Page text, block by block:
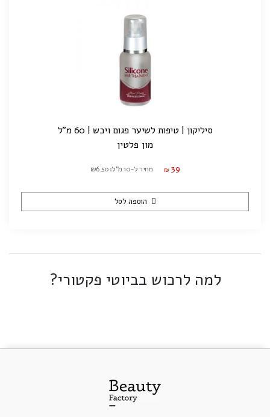
סיליקון | טיפות לשיער פגום ויבש | 60 מ"ל
מון פלטין
₪ 39 מחיר ל-10 מ"ל: ₪6.50
הוספה לסל
למה לרכוש בביוטי פקטורי?